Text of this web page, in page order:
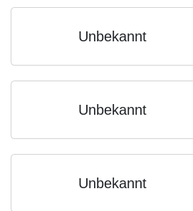
Unbekannt
Unbekannt
Unbekannt